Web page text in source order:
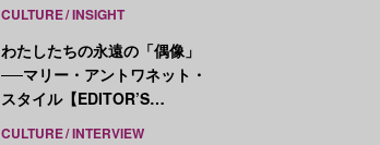
CULTURE INSIGHT
わたしたちの永遠の「偶像」
──マリー・アントワネット・
スタイル【EDITOR’S
CULTURE INTERVIEW